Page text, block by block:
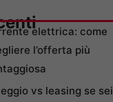
elettrica: come
l’offerta più
vs leasing se sei